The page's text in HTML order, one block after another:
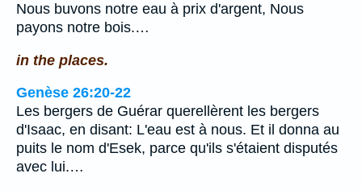
Nous buvons notre eau à prix d'argent, Nous
payons notre bois.…
in the places.
Genèse 26:20-22
Les bergers de Guérar querellèrent les bergers
d'Isaac, en disant: L'eau est à nous. Et il donna au
puits le nom d'Esek, parce qu'ils s'étaient disputés
avec lui.…